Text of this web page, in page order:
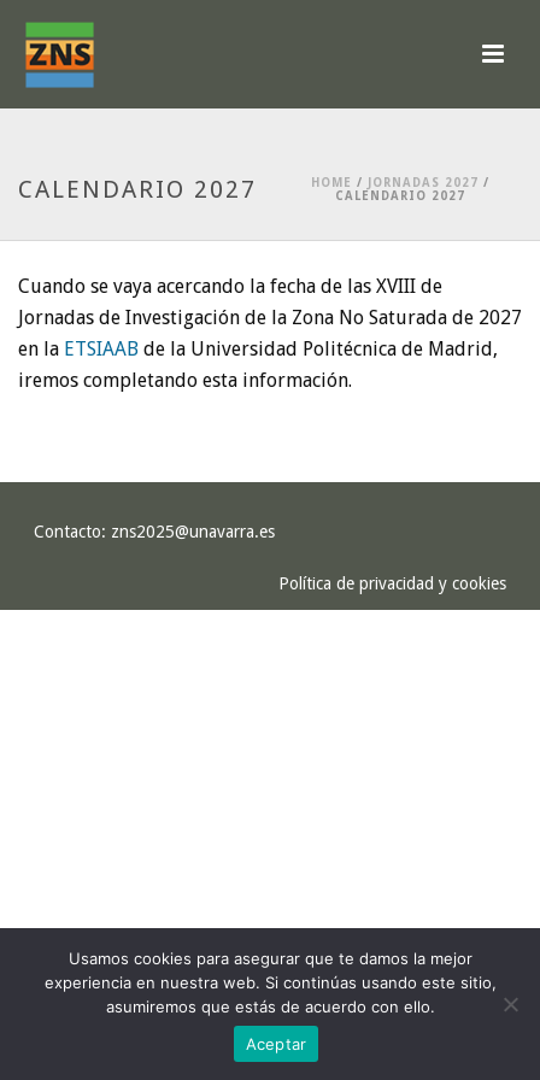
CALENDARIO 2027 HOME / JORNADAS 2027 /
CALENDARIO 2027
Cuando se vaya acercando la fecha de las XVIII de
Jornadas de Investigación de la Zona No Saturada de 2027
en la ETSIAAB de la Universidad Politécnica de Madrid,
iremos completando esta información.
Contacto: zns2025@unavarra.es
Política de privacidad y cookies
Usamos cookies para asegurar que te damos la mejor
experiencia en nuestra web. Si continúas usando este sitio,
asumiremos que estás de acuerdo con ello.
Aceptar